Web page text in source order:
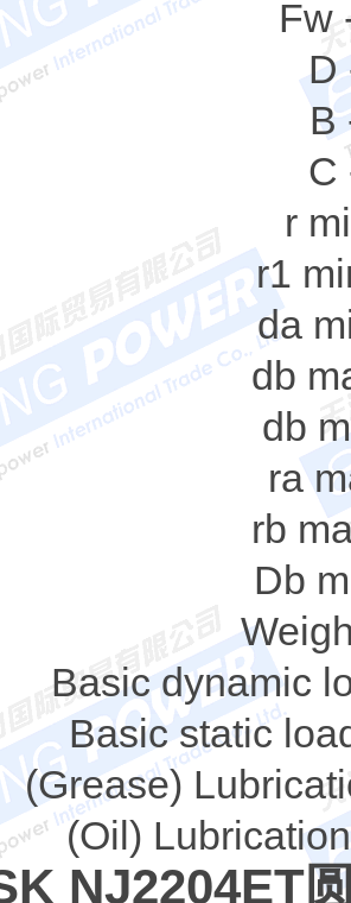
Fw
D
B
C
r
r1
da
db
db
ra
rb
Db
Basic dynamic
Basic static
(Grease)
(Oil)
NJ2204ET